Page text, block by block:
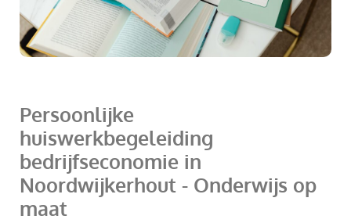
Persoonlijke
huiswerkbegeleiding
bedrijfseconomie in
Noordwijkerhout - Onderwijs op
maat